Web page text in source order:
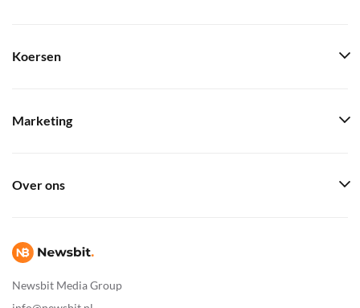
Newsbit Media Group
Koersen
Marketing
Over ons